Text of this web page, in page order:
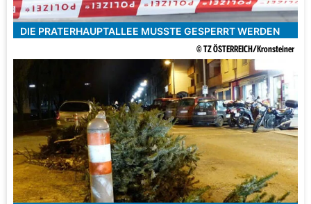
DIE PRATERHAUPTALLEE MUSSTE GESPERRT WERDEN
© TZ ÖSTERREICH/Kronsteiner